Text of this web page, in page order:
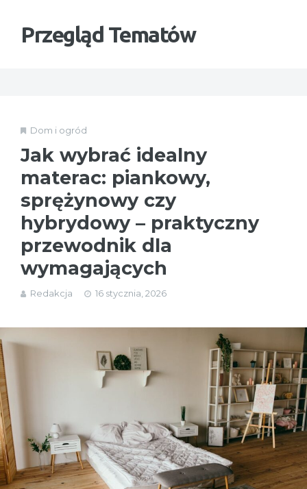
Przegląd Tematów
Dom i ogród
Jak wybrać idealny
materac: piankowy,
sprężynowy czy
hybrydowy – praktyczny
przewodnik dla
wymagających
Redakcja 16 stycznia, 2026